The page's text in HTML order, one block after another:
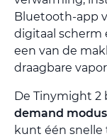
Bluetooth-app
digitaal scherm
een van de
draagbare
De Tinymight 2
demand
kunt één